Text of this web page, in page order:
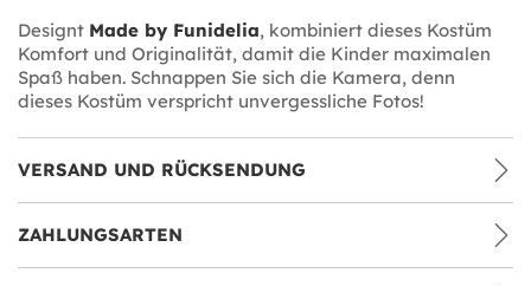
Designt Made by Funidelia, kombiniert dieses Kostüm
Komfort und Originalität, damit die Kinder maximalen
Spaß haben. Schnappen Sie sich die Kamera, denn
dieses Kostüm verspricht unvergessliche Fotos!
VERSAND UND RÜCKSENDUNG
ZAHLUNGSARTEN